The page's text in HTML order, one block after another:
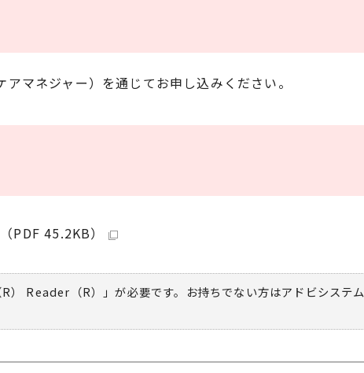
マネジャー）を通じてお申し込みください。
PDF 45.2KB）
） Reader（R）」が必要です。お持ちでない方はアドビシステ